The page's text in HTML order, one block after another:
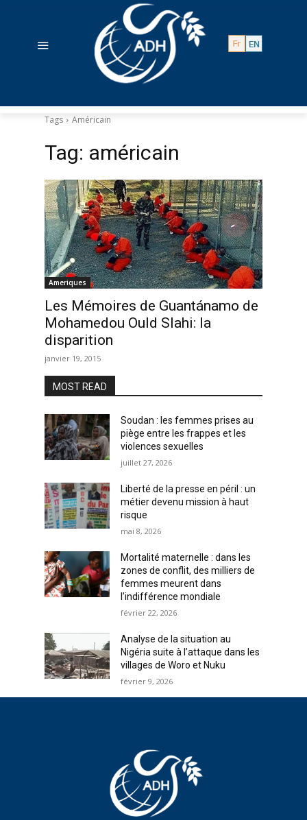
Tags Américain
Tag: américain
Ameriques
Les Mémoires de Guantánamo de
Mohamedou Ould Slahi: la
disparition
janvier 19, 2015
MOST READ
Soudan : les femmes prises au
piège entre les frappes et les
violences sexuelles
juillet 27, 2026
Liberté de la presse en péril : un
métier devenu mission à haut
risque
mai 8, 2026
Mortalité maternelle : dans les
zones de conflit, des milliers de
femmes meurent dans
l’indifférence mondiale
février 22, 2026
Analyse de la situation au
Nigéria suite à l’attaque dans les
villages de Woro et Nuku
février 9, 2026